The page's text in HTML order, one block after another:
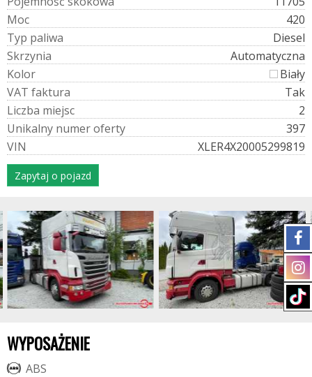
Moc
420
Typ paliwa
Diesel
Skrzynia
Automatyczna
Kolor
Biały
VAT faktura
Tak
Liczba miejsc
2
Unikalny numeroferty
397
VIN XLER4X20005299819
Zapytaj o pojazd
WYPOSAŻENIE
ABS